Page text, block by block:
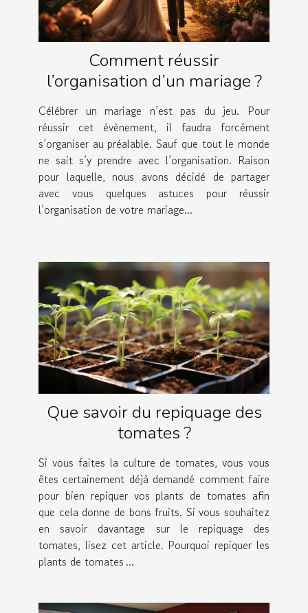
Comment réussir
l’organisation d’un mariage ?
Célébrer un mariage n’est pas du jeu. Pour
réussir cet évènement, il faudra forcément
s’organiser au préalable. Sauf que tout le monde
ne sait s’y prendre avec l’organisation. Raison
pour laquelle, nous avons décidé de partager
avec vous quelques astuces pour réussir
l’organisation de votre mariage...
Que savoir du repiquage des
tomates ?
Si vous faites la culture de tomates, vous vous
êtes certainement déjà demandé comment faire
pour bien repiquer vos plants de tomates afin
que cela donne de bons fruits. Si vous souhaitez
en savoir davantage sur le repiquage des
tomates, lisez cet article. Pourquoi repiquer les
plants de tomates ...